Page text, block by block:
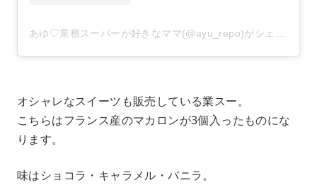
オシャレなスイーツも販売している業スー。
こちらはフランス産のマカロンが3個入ったものにな
ります。
味はショコラ・キャラメル・バニラ。